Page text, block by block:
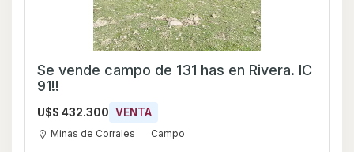
Se vende campo de 131 has en Rivera. IC
91!!
U$S 432.300 VENTA
Minas de Corrales Campo